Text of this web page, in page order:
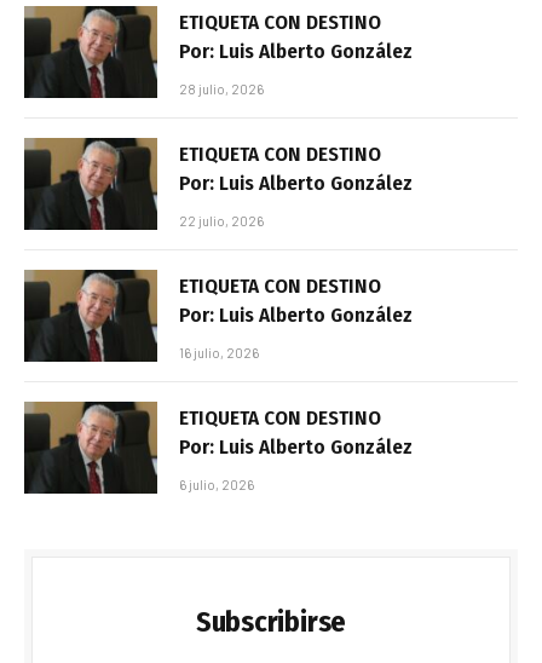
ETIQUETA CON DESTINO
Por: Luis Alberto González
28 julio, 2026
ETIQUETA CON DESTINO
Por: Luis Alberto González
22 julio, 2026
ETIQUETA CON DESTINO
Por: Luis Alberto González
16 julio, 2026
ETIQUETA CON DESTINO
Por: Luis Alberto González
6 julio, 2026
Subscribirse